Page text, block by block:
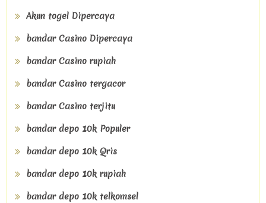
Akun togel Dipercaya
bandar Casino Dipercaya
bandar Casino rupiah
bandar Casino tergacor
bandar Casino terjitu
bandar depo 10k Populer
bandar depo 10k Qris
bandar depo 10k rupiah
bandar depo 10k telkomsel